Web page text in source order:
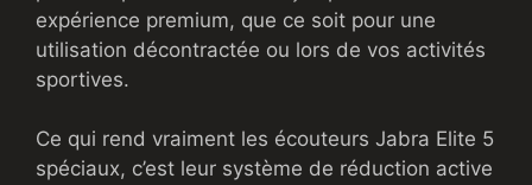
expérience premium, que ce soit pour une
utilisation décontractée ou lors de vos activités
sportives.
Ce qui rend vraiment les écouteurs Jabra Elite 5
spéciaux, c’est leur système de réduction active